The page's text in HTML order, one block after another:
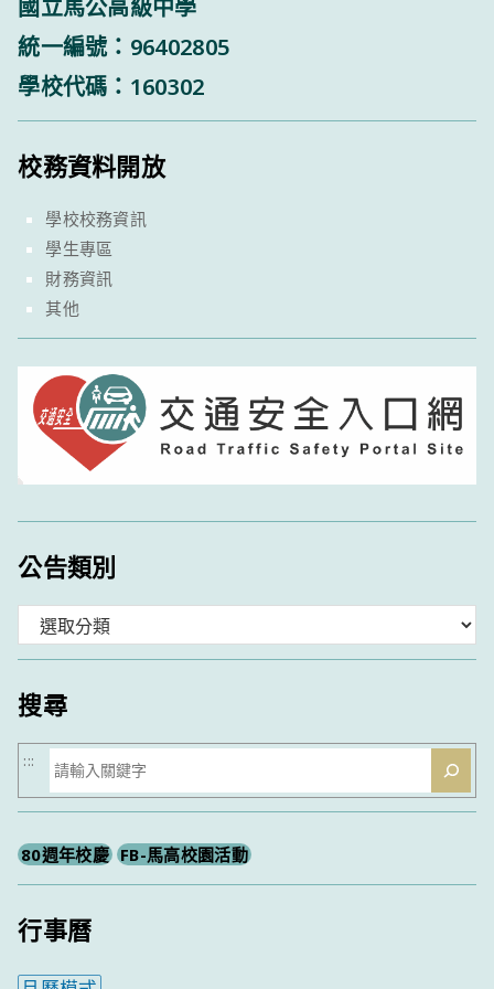
國立馬公高級中學
統一編號：96402805
學校代碼：160302
校務資料開放
學校校務資訊
學生專區
財務資訊
其他
公告類別
類
搜尋
搜
尋
:::
80週年校慶 FB-馬高校園活動
行事曆